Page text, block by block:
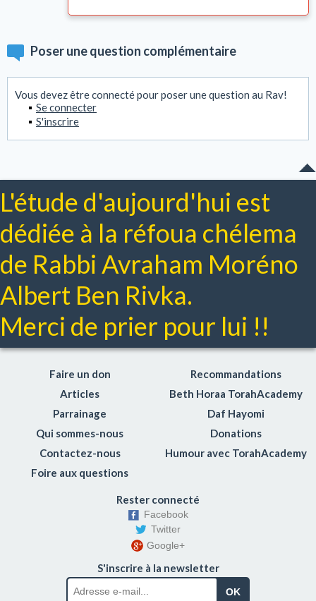
Poser une question complémentaire
Vous devez être connecté pour poser une question au Rav!
Se connecter
S'inscrire
L'étude d'aujourd'hui est
dédiée à la réfoua chélema
de Rabbi Avraham Moréno
Albert Ben Rivka.
Merci de prier pour lui !!
Faire un don
Articles
Parrainage
Qui sommes-nous
Contactez-nous
Foire aux questions
Recommandations
Beth Horaa TorahAcademy
Daf Hayomi
Donations
Humour avec TorahAcademy
Rester connecté
Facebook
Twitter
Google+
S'inscrire à la newsletter